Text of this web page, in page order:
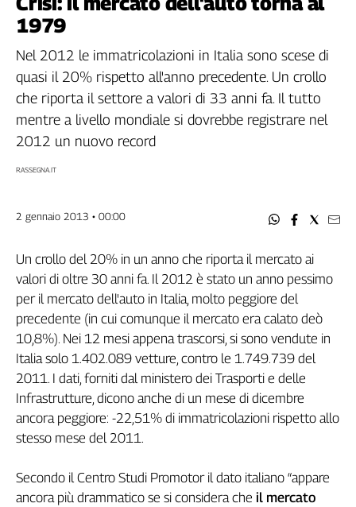
Filcams
Filctem
Fillea
Filt
Fiom
Flai
Fp
Slc
Inca
Caaf
G8
di
Genova,
sangue
della
ragione
anni
Cgil
1979
Nel 2012 le immatricolazioni in Italia sono scese di
quasi il 20% rispetto all'anno precedente. Un crollo
che riporta il settore a valori di 33 anni fa. Il tutto
mentre a livello mondiale si dovrebbe registrare nel
2012 un nuovo record
RASSEGNA.IT
2 gennaio 2013 • 00:00
Un crollo del 20% in un anno che riporta il mercato ai
valori di oltre 30 anni fa. Il 2012 è stato un anno pessimo
per il mercato dell'auto in Italia, molto peggiore del
precedente (in cui comunque il mercato era calato deò
10,8%). Nei 12 mesi appena trascorsi, si sono vendute in
Italia solo 1.402.089 vetture, contro le 1.749.739 del
2011. I dati, forniti dal ministero dei Trasporti e delle
Infrastrutture, dicono anche di un mese di dicembre
ancora peggiore: -22,51% di immatricolazioni rispetto allo
stesso mese del 2011.
Secondo il Centro Studi Promotor il dato italiano “appare
ancora più drammatico se si considera che il mercato